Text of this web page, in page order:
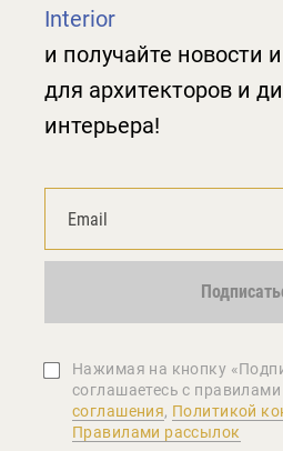
Interior
и получайте новости
для архитекторов и
интерьера!
Нажимая на кнопку
соглашаетеcь с правилами
соглашения, Политикой
Правилами рассылок